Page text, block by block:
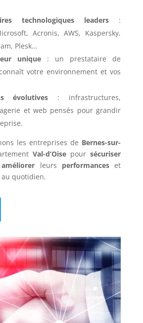
technologiques leaders :
Acronis, AWS, Kaspersky,
Plesk…
unique: un prestataire de
votre environnement et vos
évolutives : infrastructures,
et web pensés pour grandir
les entreprises de Bernes-sur-
Val-d’Oise poursécuriser
améliorer leurs performanceset
quotidien.